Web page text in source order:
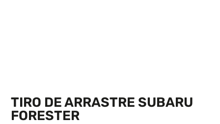
TIRO DE ARRASTRE SUBARU
FORESTER